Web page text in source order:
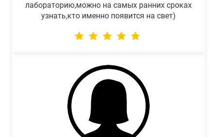
лабораторию,можно на самых ранних сроках
узнать,кто именно появится на свет)